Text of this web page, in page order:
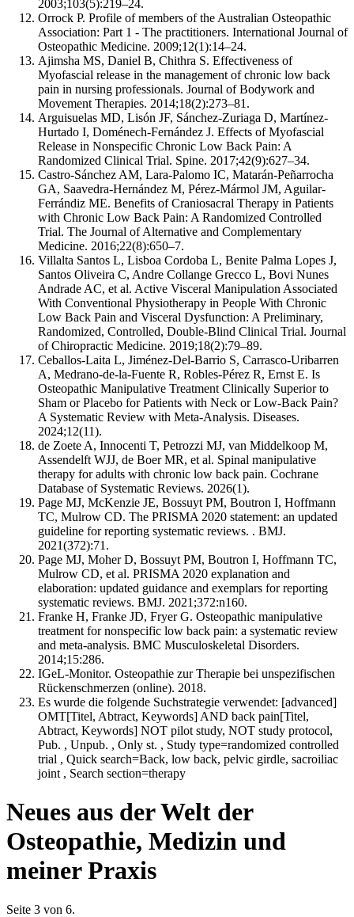
2003;103(5):219–24.
Orrock P. Profile of members of the Australian Osteopathic
Association: Part 1 - The practitioners. International Journal of
Osteopathic Medicine. 2009;12(1):14–24.
Ajimsha MS, Daniel B, Chithra S. Effectiveness of
Myofascial release in the management of chronic low back
pain in nursing professionals. Journal of Bodywork and
Movement Therapies. 2014;18(2):273–81.
Arguisuelas MD, Lisón JF, Sánchez-Zuriaga D, Martínez-
Hurtado I, Doménech-Fernández J. Effects of Myofascial
Release in Nonspecific Chronic Low Back Pain: A
Randomized Clinical Trial. Spine. 2017;42(9):627–34.
Castro-Sánchez AM, Lara-Palomo IC, Matarán-Peñarrocha
GA, Saavedra-Hernández M, Pérez-Mármol JM, Aguilar-
Ferrándiz ME. Benefits of Craniosacral Therapy in Patients
with Chronic Low Back Pain: A Randomized Controlled
Trial. The Journal of Alternative and Complementary
Medicine. 2016;22(8):650–7.
Villalta Santos L, Lisboa Cordoba L, Benite Palma Lopes J,
Santos Oliveira C, Andre Collange Grecco L, Bovi Nunes
Andrade AC, et al. Active Visceral Manipulation Associated
With Conventional Physiotherapy in People With Chronic
Low Back Pain and Visceral Dysfunction: A Preliminary,
Randomized, Controlled, Double-Blind Clinical Trial. Journal
of Chiropractic Medicine. 2019;18(2):79–89.
Ceballos-Laita L, Jiménez-Del-Barrio S, Carrasco-Uribarren
A, Medrano-de-la-Fuente R, Robles-Pérez R, Ernst E. Is
Osteopathic Manipulative Treatment Clinically Superior to
Sham or Placebo for Patients with Neck or Low-Back Pain?
A Systematic Review with Meta-Analysis. Diseases.
2024;12(11).
de Zoete A, Innocenti T, Petrozzi MJ, van Middelkoop M,
Assendelft WJJ, de Boer MR, et al. Spinal manipulative
therapy for adults with chronic low back pain. Cochrane
Database of Systematic Reviews. 2026(1).
Page MJ, McKenzie JE, Bossuyt PM, Boutron I, Hoffmann
TC, Mulrow CD. The PRISMA 2020 statement: an updated
guideline for reporting systematic reviews. . BMJ.
2021(372):71.
Page MJ, Moher D, Bossuyt PM, Boutron I, Hoffmann TC,
Mulrow CD, et al. PRISMA 2020 explanation and
elaboration: updated guidance and exemplars for reporting
systematic reviews. BMJ. 2021;372:n160.
Franke H, Franke JD, Fryer G. Osteopathic manipulative
treatment for nonspecific low back pain: a systematic review
and meta-analysis. BMC Musculoskeletal Disorders.
2014;15:286.
IGeL-Monitor. Osteopathie zur Therapie bei unspezifischen
Rückenschmerzen (online). 2018.
Es wurde die folgende Suchstrategie verwendet: [advanced]
OMT[Titel, Abtract, Keywords] AND back pain[Titel,
Abtract, Keywords] NOT pilot study, NOT study protocol,
Pub. , Unpub. , Only st. , Study type=randomized controlled
trial , Quick search=Back, low back, pelvic girdle, sacroiliac
joint , Search section=therapy
Neues aus der Welt der
Osteopathie, Medizin und
meiner Praxis
Seite 3 von 6.